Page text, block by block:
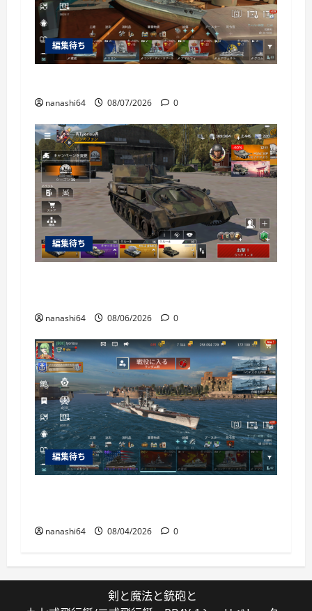
編集待ち
nanashi64 08/07/2026 0
編集待ち
nanashi64 08/06/2026 0
編集待ち
nanashi64 08/04/2026 0
剣と魔法と銃砲と